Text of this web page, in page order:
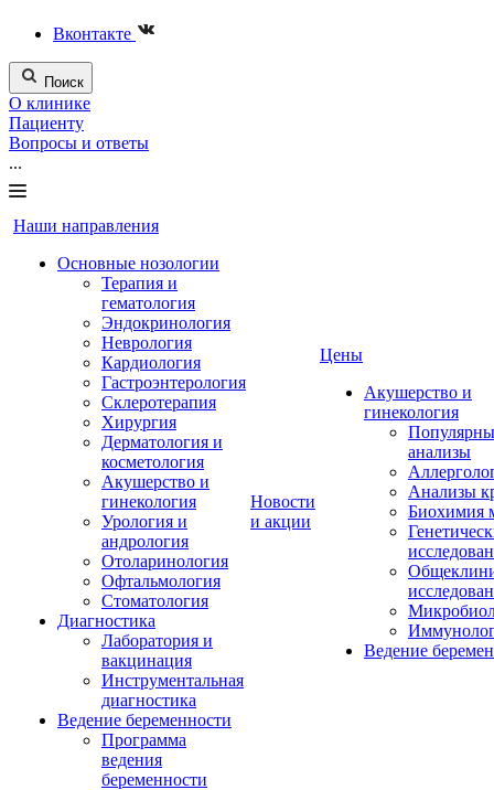
Вконтакте
Поиск
О клинике
Пациенту
Вопросы и ответы
...
Наши направления
Основные нозологии
Терапия и
гематология
Эндокринология
Неврология
Кардиология
Гастроэнтерология
Склеротерапия
Хирургия
Дерматология и
косметология
Акушерство и
гинекология
Урология и
андрология
Отоларинология
Офтальмология
Стоматология
Диагностика
Лаборатория и
вакцинация
Инструментальная
диагностика
Ведение беременности
Программа
ведения
беременности
Новости
и акции
Цены
Акушерство и
гинекология
анализы
Анализы
Биохимия
Ведение